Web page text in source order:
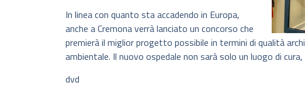
In linea con quanto sta accadendo in Europa,
anche a Cremona verrà lanciato un concorso che
premierà il miglior progetto possibile in termini di qualità
ambientale. Il nuovo ospedale non sarà solo un luogo di
dvd